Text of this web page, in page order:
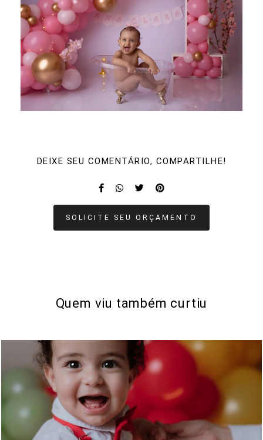
DEIXE SEU COMENTÁRIO, COMPARTILHE!
SOLICITE SEU ORÇAMENTO
Quem viu também curtiu